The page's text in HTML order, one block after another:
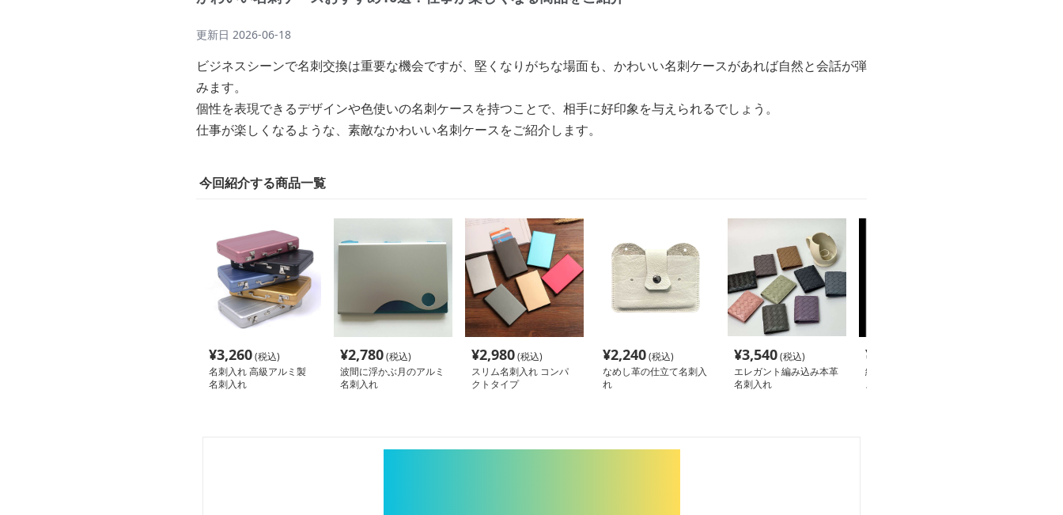
更新日 2026-06-18
ビジネスシーンで名刺交換は重要な機会ですが、堅くなりがちな場面も、かわいい名刺ケースがあれば自然と会話が弾
みます。
個性を表現できるデザインや色使いの名刺ケースを持つことで、相手に好印象を与えられるでしょう。
仕事が楽しくなるような、素敵なかわいい名刺ケースをご紹介します。
今回紹介する商品一覧
¥3,260(税込)
名刺入れ 高級アルミ製
名刺入れ
¥2,780(税込)
波間に浮かぶ月のアルミ
名刺入れ
¥2,980(税込)
スリム名刺入れ コンパ
クトタイプ
¥2,240(税込)
なめし革の仕立て名刺入
れ
¥3,540(税込)
エレガント編み込み本革
名刺入れ
¥
編込み模様多機能ビジネ
ス名刺入れ